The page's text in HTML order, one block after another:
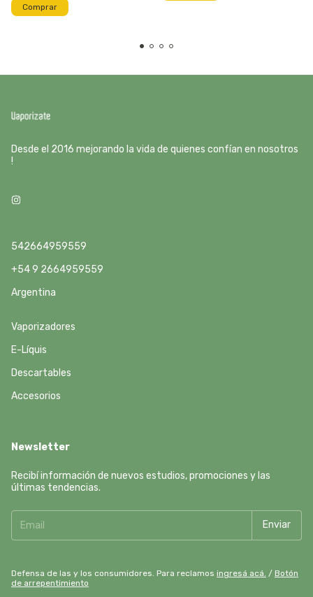
Comprar
Desde el 2016 mejorando la vida de quienes confían en nosotros
!
542664959559
+54 9 2664959559
Argentina
Vaporizadores
E-Líquis
Descartables
Accesorios
Newsletter
Recibí información de nuevos estudios, promociones y las
últimas tendencias.
Defensa de las y los consumidores. Para reclamos ingresá acá. / Botón
de arrepentimiento